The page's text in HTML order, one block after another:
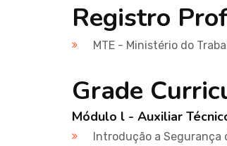
Registro
MTE - Ministério do
Grade
Módulo l - Auxiliar
Introdução a Segurança